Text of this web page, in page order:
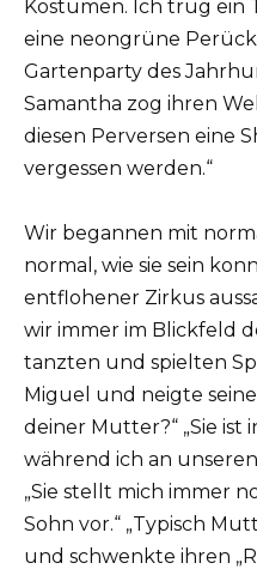
Kostümen. Ich trug ein
eine neongrüne
Gartenparty des
Samantha zog ihren
diesen Perversen eine
vergessen werden.“
Wir begannen mit
normal, wie sie sein
entflohener Zirkus
wir immer im Blickfeld
tanzten und spielten
Miguel und neigte
deiner Mutter?“ „Sie ist
während ich an
„Sie stellt mich immer
Sohn vor.“ „Typisch
und schwenkte ihren